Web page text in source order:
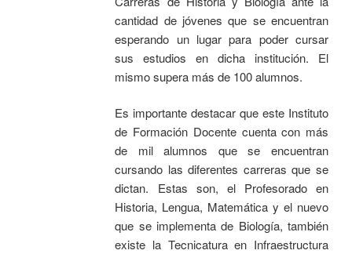
cantidad de jóvenes que se encuentran
esperando un lugar para poder cursar
sus estudios en dicha institución. El
mismo supera más de 100 alumnos.
Es importante destacar que este Instituto
de Formación Docente cuenta con más
de mil alumnos que se encuentran
cursando las diferentes carreras que se
dictan. Estas son, el Profesorado en
Historia, Lengua, Matemática y el nuevo
que se implementa de Biología, también
existe la Tecnicatura en Infraestructura